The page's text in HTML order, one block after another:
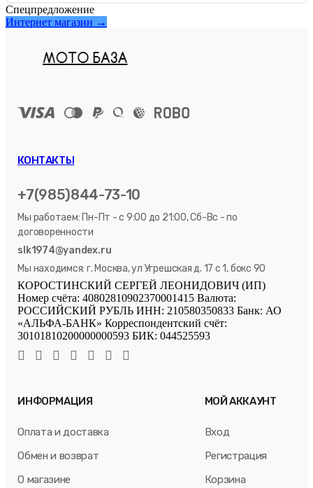
Спецпредложение
Интернет магазин →
КОНТАКТЫ
+7(985)844-73-10
Мы работаем: Пн-Пт - с 9:00 до 21:00, Сб-Вс - по
договоренности
slk1974@yandex.ru
Мы находимся: г. Москва, ул Угрешская д. 17 с 1, бокс 90
КОРОСТИНСКИЙ СЕРГЕЙ ЛЕОНИДОВИЧ (ИП)
Номер счёта: 40802810902370001415 Валюта:
РОССИЙСКИЙ РУБЛЬ ИНН: 210580350833 Банк: АО
«АЛЬФА-БАНК» Корреспондентский счёт:
30101810200000000593 БИК: 044525593
ИНФОРМАЦИЯ
Оплата и доставка
Обмен и возврат
О магазине
МОЙ АККАУНТ
Вход
Регистрация
Корзина